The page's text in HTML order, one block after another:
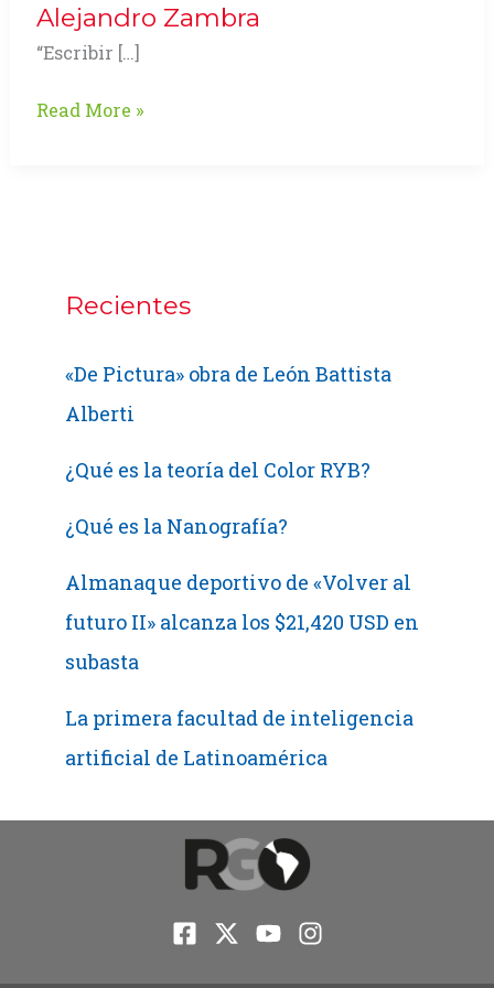
Alejandro Zambra
“Escribir […]
Microcuentos
Read More »
Recientes
«De Pictura» obra de León Battista
Alberti
¿Qué es la teoría del Color RYB?
¿Qué es la Nanografía?
Almanaque deportivo de «Volver al
futuro II» alcanza los $21,420 USD en
subasta
La primera facultad de inteligencia
artificial de Latinoamérica